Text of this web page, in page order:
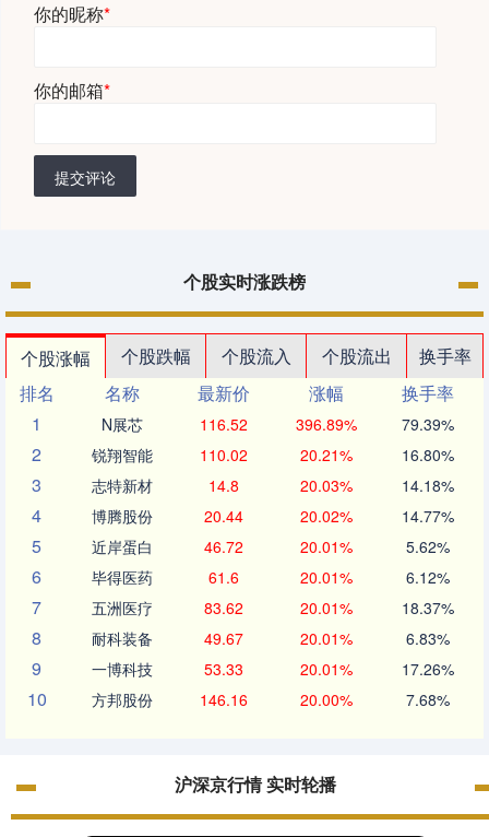
你的昵称*
你的邮箱*
提交评论
个股实时涨跌榜
个股涨幅 个股跌幅 个股流入 个股流出
换手率
排名
名称 最新价 涨幅
换手率
1
N展芯 116.52 396.89% 79.39%
2 锐翔智能 110.02 20.21% 16.80%
3 志特新材 14.8 20.03% 14.18%
4 博腾股份 20.44 20.02% 14.77%
5 近岸蛋白 46.72 20.01% 5.62%
6 毕得医药 61.6 20.01% 6.12%
7 五洲医疗 83.62 20.01% 18.37%
8 耐科装备 49.67 20.01% 6.83%
9 一博科技 53.33 20.01% 17.26%
10 方邦股份 146.16 20.00% 7.68%
沪深京行情 实时轮播